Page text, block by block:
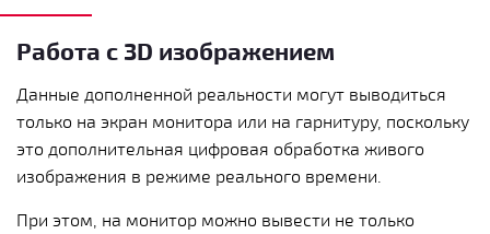
Работа с 3D изображением
Данные дополненной реальности могут выводиться
только на экран монитора или на гарнитуру, поскольку
это дополнительная цифровая обработка живого
изображения в режиме реального времени.
При этом, на монитор можно вывести не только